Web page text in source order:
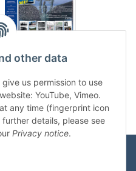
..
other data
us permission to use
YouTube, Vimeo.
any time (fingerprint icon
details, please see
Privacy notice.